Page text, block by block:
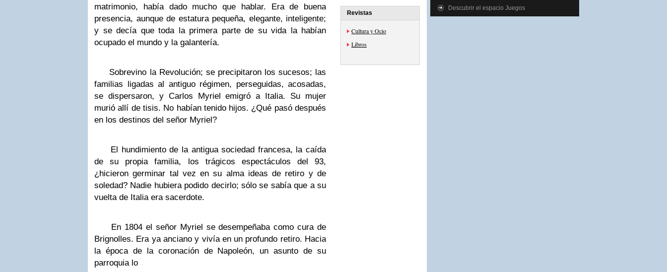
matrimonio, había dado mucho que hablar. Era de buena
presencia, aunque de estatura pequeña, elegante, inteligente;
y se decía que toda la primera parte de su vida la habían
ocupado el mundo y la galantería.
Sobrevino la Revolución; se precipitaron los sucesos; las
familias ligadas al antiguo régimen, perseguidas, acosadas,
se dispersaron, y Carlos Myriel emigró a Italia. Su mujer
murió allí de tisis. No habían tenido hijos. ¿Qué pasó después
en los destinos del señor Myriel?
El hundimiento de la antigua sociedad francesa, la caída
de su propia familia, los trágicos espectáculos del 93,
¿hicieron germinar tal vez en su alma ideas de retiro y de
soledad? Nadie hubiera podido decirlo; sólo se sabía que a su
vuelta de Italia era sacerdote.
En 1804 el señor Myriel se desempeñaba como cura de
Brignolles. Era ya anciano y vivía en un profundo retiro. Hacia
la época de la coronación de Napoleón, un asunto de su
parroquia lo
Revistas
Cultura y Ocio
Libros
Descubrir el espacio Juegos